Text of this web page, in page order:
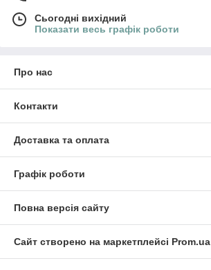
Сьогодні вихідний
Показати весь графік роботи
Про нас
Контакти
Доставка та оплата
Графік роботи
Повна версія сайту
Сайт створено на маркетплейсі Prom.ua